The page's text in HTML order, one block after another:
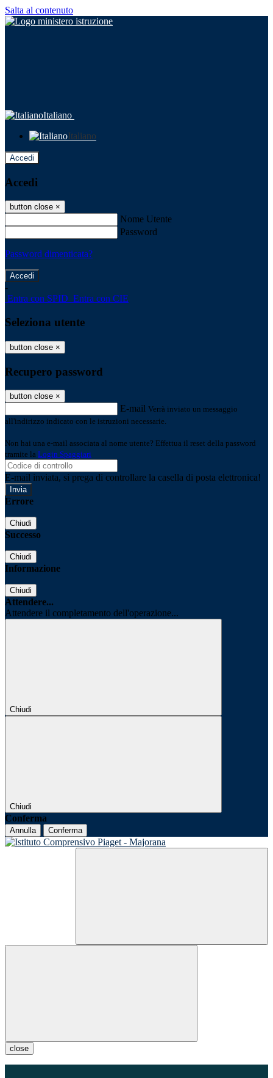
Salta al contenuto
Italiano
Italiano
Accedi
Accedi
button close ×
Nome Utente
Password
Password dimenticata?
-
Entra con SPID Entra con CIE
Seleziona utente
button close ×
Recupero password
button close ×
E-mail Verrà inviato un messaggio
all'indirizzo indicato con le istruzioni necessarie.
Non hai una e-mail associata al nome utente? Effettua il reset della password
tramite la Login Spaggiari
E-mail inviata, si prega di controllare la casella di posta elettronica!
Errore
Chiudi
Successo
Chiudi
Informazione
Chiudi
Attendere...
Attendere il completamento dell'operazione...
Chiudi
Chiudi
Conferma
Annulla Conferma
close